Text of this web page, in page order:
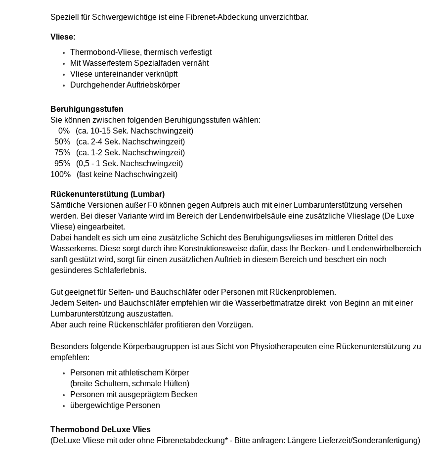
Speziell für Schwergewichtige ist eine Fibrenet-Abdeckung unverzichtbar.
Vliese:
Thermobond-Vliese, thermisch verfestigt
Mit Wasserfestem Spezialfaden vernäht
Vliese untereinander verknüpft
Durchgehender Auftriebskörper
Beruhigungsstufen
Sie können zwischen folgenden Beruhigungsstufen wählen:
0% (ca. 10-15 Sek. Nachschwingzeit)
50% (ca. 2-4 Sek. Nachschwingzeit)
75% (ca. 1-2 Sek. Nachschwingzeit)
95% (0,5 - 1 Sek. Nachschwingzeit)
100% (fast keine Nachschwingzeit)
Rückenunterstütung (Lumbar)
Sämtliche Versionen außer F0 können gegen Aufpreis auch mit einer Lumbarunterstützung versehen
werden. Bei dieser Variante wird im Bereich der Lendenwirbelsäule eine zusätzliche Vlieslage (De Luxe
Vliese) eingearbeitet.
Dabei handelt es sich um eine zusätzliche Schicht des Beruhigungsvlieses im mittleren Drittel des
Wasserkerns. Diese sorgt durch ihre Konstruktionsweise dafür, dass Ihr Becken- und Lendenwirbelbereich
sanft gestützt wird, sorgt für einen zusätzlichen Auftrieb in diesem Bereich und beschert ein noch
gesünderes Schlaferlebnis.
Gut geeignet für Seiten- und Bauchschläfer oder Personen mit Rückenproblemen.
Jedem Seiten- und Bauchschläfer empfehlen wir die Wasserbettmatratze direkt von Beginn an mit einer
Lumbarunterstützung auszustatten.
Aber auch reine Rückenschläfer profitieren den Vorzügen.
Besonders folgende Körperbaugruppen ist aus Sicht von Physiotherapeuten eine Rückenunterstützung zu
empfehlen:
Personen mit athletischem Körper
(breite Schultern, schmale Hüften)
Personen mit ausgeprägtem Becken
übergewichtige Personen
Thermobond DeLuxe Vlies
(DeLuxe Vliese mit oder ohne Fibrenetabdeckung* - Bitte anfragen: Längere Lieferzeit/Sonderanfertigung)